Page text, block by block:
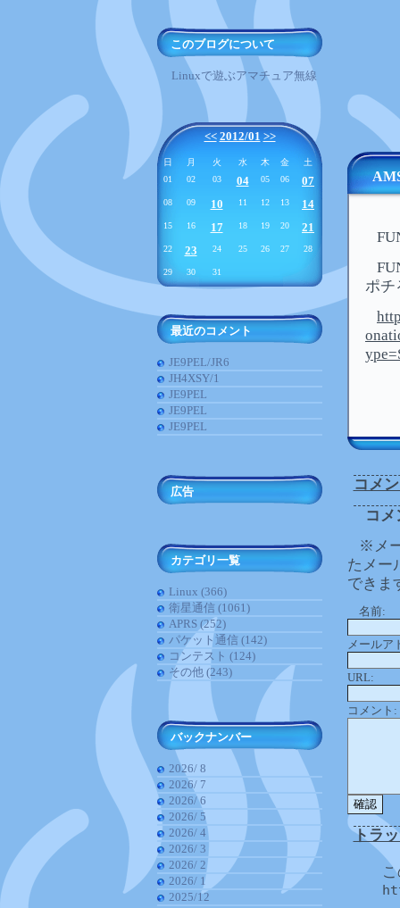
このブログについて
Linuxで遊ぶアマチュア無線
<< 2012/01 >>
日 月 火 水 木 金
土
01
02 03 04 05 06 07
08 09 10 11 12 13 14
15 16 17 18 19 20 21
22 23 24 25 26 27 28
29 30 31
最近のコメント
JE9PEL/JR6
JH4XSY/1
JE9PEL
JE9PEL
JE9PEL
広告
カテゴリ一覧
Linux (366)
衛星通信 (1061)
APRS (252)
パケット通信 (142)
コンテスト (124)
その他 (243)
バックナンバー
2026/ 8
2026/ 7
2026/ 6
2026/ 5
2026/ 4
2026/ 3
2026/ 2
2026/ 1
2025/12
ポチ
コメ
コ
※メ
たメー
できま
名前:
メールア
URL:
コメント:
トラ